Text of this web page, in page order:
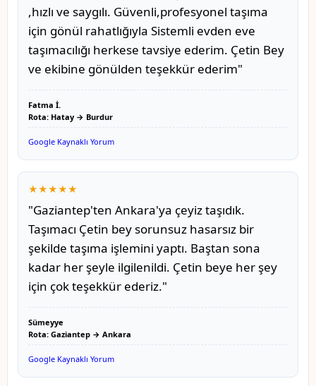
,hızlı ve saygılı. Güvenli,profesyonel taşıma
için gönül rahatlığıyla Sistemli evden eve
taşımacılığı herkese tavsiye ederim. Çetin Bey
ve ekibine gönülden teşekkür ederim"
Fatma İ.
Rota: Hatay → Burdur
Google Kaynaklı Yorum
★★★★★
"Gaziantep'ten Ankara'ya çeyiz taşıdık.
Taşımacı Çetin bey sorunsuz hasarsız bir
şekilde taşıma işlemini yaptı. Baştan sona
kadar her şeyle ilgilenildi. Çetin beye her şey
için çok teşekkür ederiz."
Sümeyye
Rota: Gaziantep → Ankara
Google Kaynaklı Yorum